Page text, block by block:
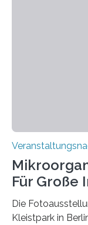
Für Große
Die
Kleistpark in